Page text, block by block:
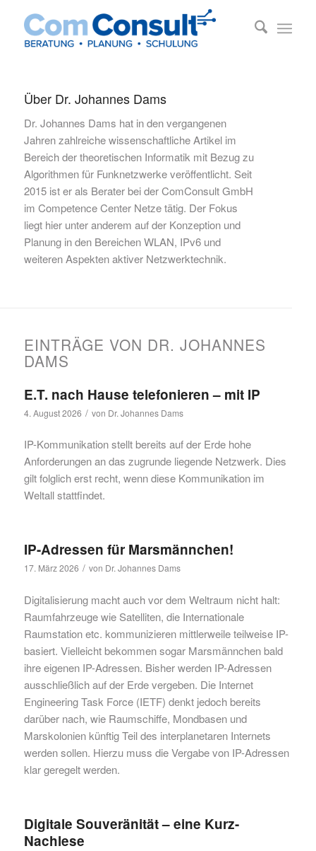
Über Dr. Johannes Dams
Dr. Johannes Dams hat in den vergangenen
Jahren zahlreiche wissenschaftliche Artikel im
Bereich der theoretischen Informatik mit Bezug zu
Algorithmen für Funknetzwerke veröffentlicht. Seit
2015 ist er als Berater bei der ComConsult GmbH
im Competence Center Netze tätig. Der Fokus
liegt hier unter anderem auf der Konzeption und
Planung in den Bereichen WLAN, IPv6 und
weiteren Aspekten aktiver Netzwerktechnik.
EINTRÄGE VON DR. JOHANNES
DAMS
E.T. nach Hause telefonieren – mit IP
4. August 2026 / von Dr. Johannes Dams
IP-Kommunikation stellt bereits auf der Erde hohe
Anforderungen an das zugrunde liegende Netzwerk. Dies
gilt folglich erst recht, wenn diese Kommunikation im
Weltall stattfindet.
IP-Adressen für Marsmännchen!
17. März 2026 / von Dr. Johannes Dams
Digitalisierung macht auch vor dem Weltraum nicht halt:
Raumfahrzeuge wie Satelliten, die Internationale
Raumstation etc. kommunizieren mittlerweile teilweise IP-
basiert. Vielleicht bekommen sogar Marsmännchen bald
ihre eigenen IP-Adressen. Bisher werden IP-Adressen
ausschließlich auf der Erde vergeben. Die Internet
Engineering Task Force (IETF) denkt jedoch bereits
darüber nach, wie Raumschiffe, Mondbasen und
Marskolonien künftig Teil des interplanetaren Internets
werden sollen. Hierzu muss die Vergabe von IP-Adressen
klar geregelt werden.
Digitale Souveränität – eine Kurz-
Nachlese